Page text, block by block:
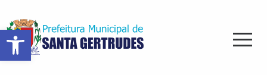
Barra de Ferramentas Aberta